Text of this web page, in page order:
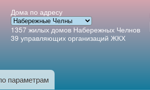
Дома по адресу
1357 жилых домов Набережных Челнов
39 управляющих организаций ЖКХ
параметрам